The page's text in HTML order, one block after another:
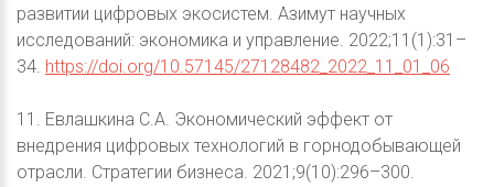
развитии цифровых экосистем. Азимут научных
исследований: экономика и управление. 2022;11(1):31–
34. https://doi.org/10.57145/27128482_2022_11_01_06
11. Евлашкина С.А. Экономический эффект от
внедрения цифровых технологий в горнодобывающей
отрасли. Стратегии бизнеса. 2021;9(10):296–300.